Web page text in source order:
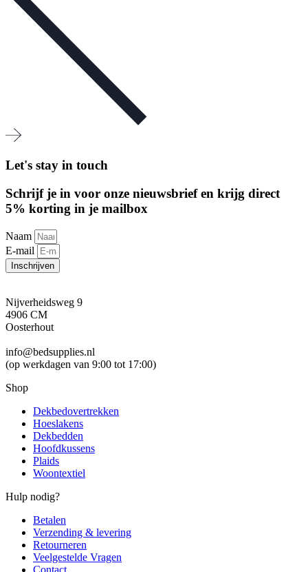
Let's stay in touch
Schrijf je in voor onze nieuwsbrief en krijg direct
5% korting in je mailbox
Naam
E-mail
Inschrijven
Nijverheidsweg 9
4906 CM
Oosterhout
info@bedsupplies.nl
(op werkdagen van 9:00 tot 17:00)
Shop
Dekbedovertrekken
Hoeslakens
Dekbedden
Hoofdkussens
Plaids
Woontextiel
Hulp nodig?
Betalen
Verzending & levering
Retourneren
Veelgestelde Vragen
Contact